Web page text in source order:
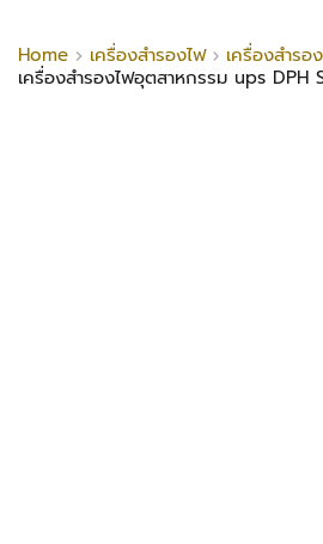
Home เครื่องสำรองไฟ
เครื่องสำรอ
เครื่องสำรองไฟอุตสาหกรรม ups DPH